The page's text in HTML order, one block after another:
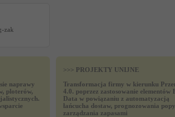
zak
naprawy
ploterów,
>>> PROJEKTY UNIJNE
Transformacja firmy w kierunku
4.0. poprzez zastosowanie elementów
Data w powiązaniu z automatyzacją
łańcucha dostaw, prognozowania
zarządzania zapasami